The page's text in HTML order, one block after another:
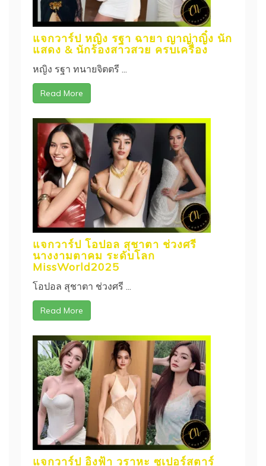
แจกวาร์ป หญิง รฐา ฉายา ญาญ่าญิ๋ง นัก
แสดง & นักร้องสาวสวย ครบเครื่อง
หญิง รฐา ทนายจิตตรี ...
Read More
แจกวาร์ป โอปอล สุชาตา ช่วงศรี
นางงามตาคม ระดับโลก
MissWorld2025
โอปอล สุชาตา ช่วงศรี ...
Read More
แจกวาร์ป อิงฟ้า วราหะ ซูเปอร์สตาร์